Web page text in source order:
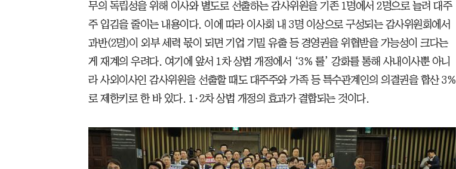
무의 독립성을 위해 이사와 별도로 선출하는 감사위원을 기존 1명에서 2명으로 늘려 대주
주 입김을 줄이는 내용이다. 이에 따라 이사회 내 3명 이상으로 구성되는 감사위원회에서
과반(2명)이 외부 세력 몫이 되면 기업 기밀 유출 등 경영권을 위협받을 가능성이 크다는
게 재계의 우려다. 여기에 앞서 1차 상법 개정에서 ‘3% 룰’ 강화를 통해 사내이사뿐 아니
라 사외이사인 감사위원을 선출할 때도 대주주와 가족 등 특수관계인의 의결권을 합산 3%
로 제한키로 한 바 있다. 1·2차 상법 개정의 효과가 결합되는 것이다.